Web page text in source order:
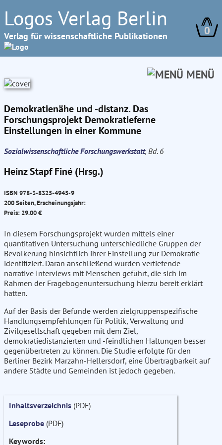
Logos Verlag Berlin
Verlag für wissenschaftliche Publikationen 0
MENÜ
Demokratienähe und -distanz. Das
Forschungsprojekt Demokratieferne
Einstellungen in einer Kommune
Sozialwissenschaftliche Forschungswerkstatt, Bd. 6
Heinz Stapf Finé (Hrsg.)
ISBN 978-3-8325-4945-9
200 Seiten, Erscheinungsjahr:
Preis: 29.00 €
In diesem Forschungsprojekt wurden mittels einer
quantitativen Untersuchung unterschiedliche Gruppen der
Bevölkerung hinsichtlich ihrer Einstellung zur Demokratie
identifiziert. Daran anschließend wurden vertiefende
narrative Interviews mit Menschen geführt, die sich im
Rahmen der Fragebogenuntersuchung hierzu bereit erklärt
hatten.
Auf der Basis der Befunde werden zielgruppenspezifische
Handlungsempfehlungen für Politik, Verwaltung und
Zivilgesellschaft gegeben mit dem Ziel,
demokratiedistanzierten und -feindlichen Haltungen besser
gegenübertreten zu können. Die Studie erfolgte für den
Berliner Bezirk Marzahn-Hellersdorf, eine Übertragbarkeit auf
andere Städte und Gemeinden ist jedoch gegeben.
Inhaltsverzeichnis (PDF)
Leseprobe (PDF)
Keywords: